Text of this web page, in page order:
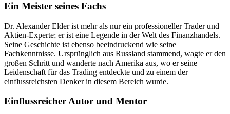
Ein Meister seines Fachs
Dr. Alexander Elder ist mehr als nur ein professioneller Trader und
Aktien-Experte; er ist eine Legende in der Welt des Finanzhandels.
Seine Geschichte ist ebenso beeindruckend wie seine
Fachkenntnisse. Ursprünglich aus Russland stammend, wagte er den
großen Schritt und wanderte nach Amerika aus, wo er seine
Leidenschaft für das Trading entdeckte und zu einem der
einflussreichsten Denker in diesem Bereich wurde.
Einflussreicher Autor und Mentor